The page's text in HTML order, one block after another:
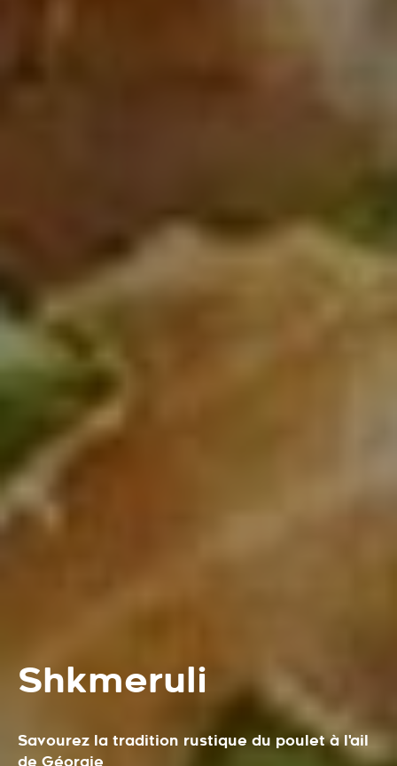
Shkmeruli
Savourez la tradition rustique du poulet à l'ail
de Géorgie